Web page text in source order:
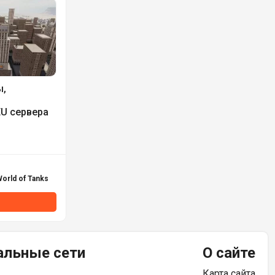
сервера
of Tanks
сети О сайте